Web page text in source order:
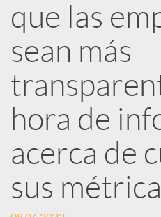
e
s
S
o
c
que las
sean más
hora de
acerca de
sus